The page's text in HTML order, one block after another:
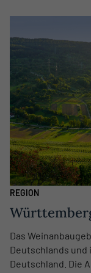
REGION
Das
Deutschlands
Deutschland. Die